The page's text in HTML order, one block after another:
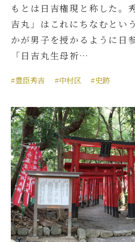
もとは日吉権現と称した。
吉丸」はこれにちなむとい
かが男子を授かるように日
「日吉丸生母祈…
#豊臣秀吉 #中村区 #史跡